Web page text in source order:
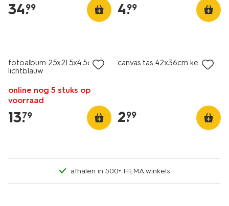
34.
99 4.
99
fotoalbum 25x21.5x4.5cm
lichtblauw
online nog 5 stuks op
voorraad
13.
79
canvas tas 42x36cm kersen
2.
99
afhalen in 500+ HEMA winkels